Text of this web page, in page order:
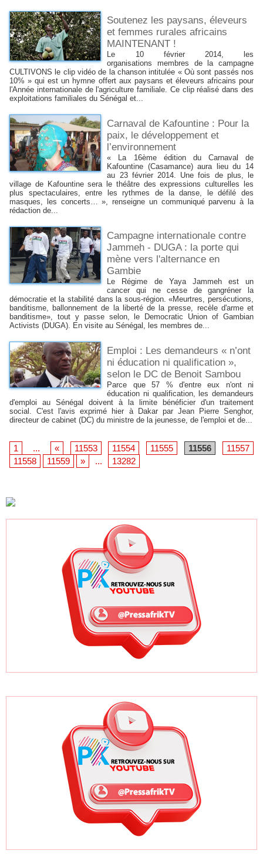
Soutenez les paysans, éleveurs
et femmes rurales africains
MAINTENANT !
Le 10 février 2014, les
organisations membres de la campagne
CULTIVONS le clip vidéo de la chanson intitulée « Où sont passés nos
10% » qui est un hymne offert aux paysans et éleveurs africains pour
l'Année internationale de l'agriculture familiale. Ce clip réalisé dans des
exploitations familiales du Sénégal et...
Carnaval de Kafountine : Pour la
paix, le développement et
l’environnement
« La 16ème édition du Carnaval de
Kafountine (Casamance) aura lieu du 14
au 23 février 2014. Une fois de plus, le
village de Kafountine sera le théâtre des expressions culturelles les
plus spectaculaires, entre les rythmes de la danse, le défilé des
masques, les concerts… », renseigne un communiqué parvenu à la
rédaction de...
Campagne internationale contre
Jammeh - DUGA : la porte qui
mène vers l'alternance en
Gambie
Le Régime de Yaya Jammeh est un
cancer qui ne cesse de gangréner la
démocratie et la stabilité dans la sous-région. «Meurtres, persécutions,
banditisme, ballonnement de la liberté de la presse, recèle d'arme et
banditisme», tout y passe selon, le Democratic Union of Gambian
Activists (DUGA). En visite au Sénégal, les membres de...
Emploi : Les demandeurs « n’ont
ni éducation ni qualification »,
selon le DC de Benoit Sambou
Parce que 57 % d'entre eux n'ont ni
éducation ni qualification, les demandeurs
d'emploi au Sénégal doivent à la limite bénéficier d'un traitement
social. C'est l'avis exprimé hier à Dakar par Jean Pierre Senghor,
directeur de cabinet (DC) du ministre de la jeunesse, de l'emploi et de...
1 ... « 11553 11554 11555 11556
11557
11558
11559 » ... 13282